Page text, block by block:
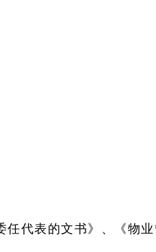
代表的文书》、《物